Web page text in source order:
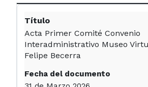
Acta Primer Comité Convenio
Interadministrativo Museo
Felipe Becerra